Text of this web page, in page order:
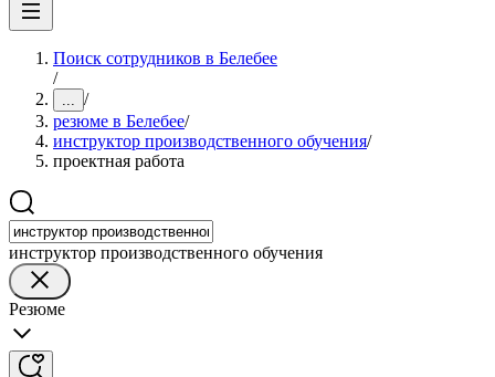
Поиск сотрудников в Белебее
/
... /
резюме в Белебее/
инструктор производственного обучения/
проектная работа
инструктор производственного обучения
Резюме